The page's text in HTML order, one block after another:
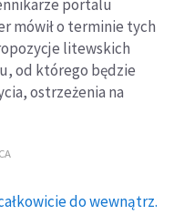
portalu
mówił o terminie tych
litewskich
od którego będzie
ostrzeżenia na
do wewnątrz.